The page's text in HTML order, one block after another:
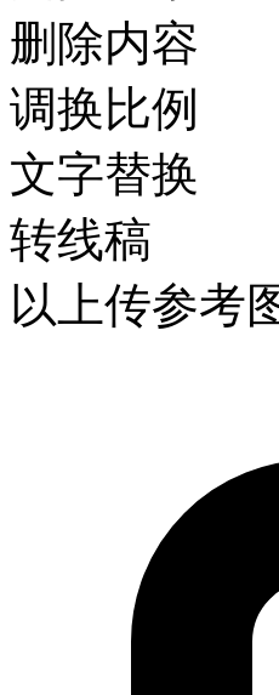
删除内容
调换比例
文字替换
转线稿
以上传参考